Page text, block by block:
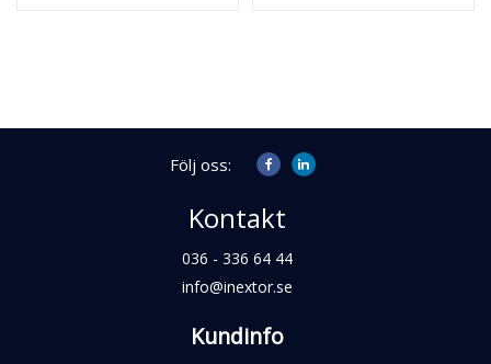
Följ oss:
Kontakt
036 - 336 64 44
info@inextor.se
Kundinfo